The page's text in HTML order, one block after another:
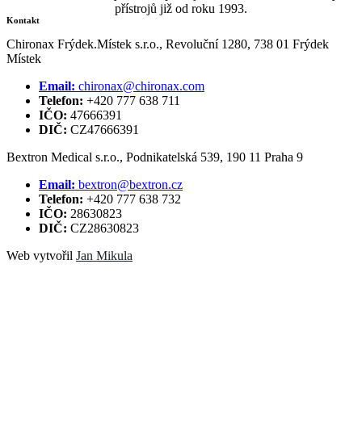
přístrojů již od roku 1993.
Kontakt
Chironax Frýdek.Místek s.r.o., Revoluční 1280, 738 01 Frýdek
Místek
Email: chironax@chironax.com
Telefon: +420 777 638 711
IČO: 47666391
DIČ: CZ47666391
Bextron Medical s.r.o., Podnikatelská 539, 190 11 Praha 9
Email: bextron@bextron.cz
Telefon: +420 777 638 732
IČO: 28630823
DIČ: CZ28630823
Web vytvořil Jan Mikula